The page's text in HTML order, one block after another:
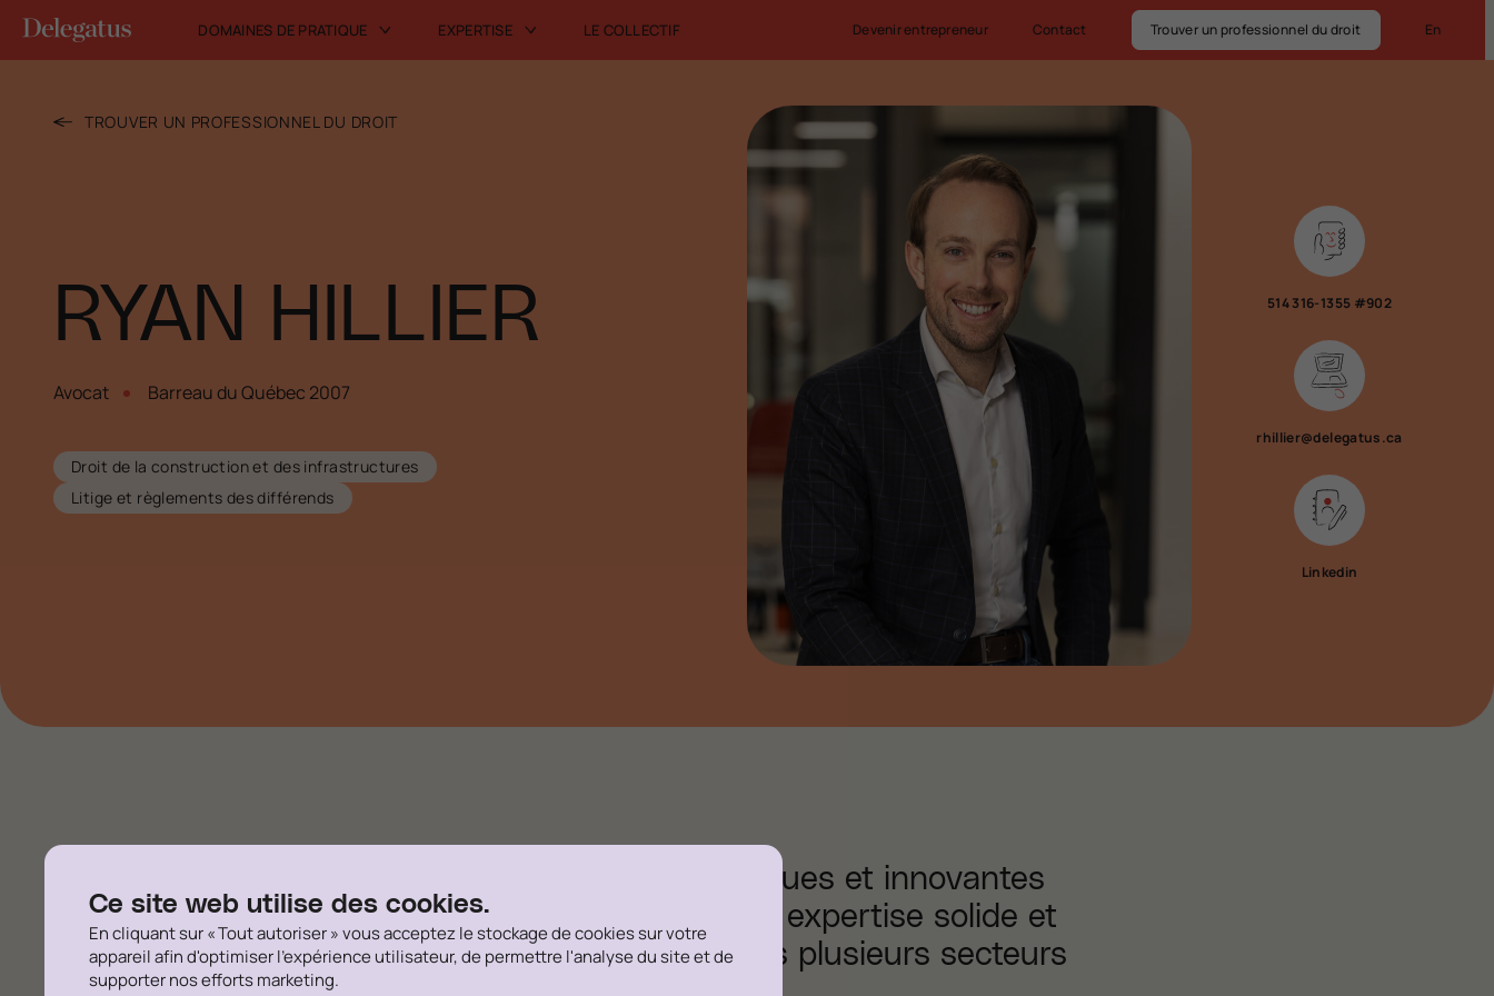
Ce site web utilise des cookies.
En cliquant sur « Tout autoriser » vous acceptez le stockage de cookies sur votre
appareil afin d'optimiser l'expérience utilisateur, de permettre l'analyse du site et de
supporter nos efforts marketing.
DOMAINES DE PRATIQUE EXPERTISE LE COLLECTIF Devenir entrepreneur Contact Trouver un professionnel du droit En
TROUVER UN PROFESSIONNEL DU DROIT
RYAN HILLIER
Avocat Barreau du Québec 2007
Droit de la construction et des infrastructures
Litige et règlements des différends
514 316-1355 #902
rhillier@delegatus.ca
Linkedin
J’offre des solutions juridiques pragmatiques et innovantes
pour mes clients, en m’appuyant sur une expertise solide et
diversifiée développée au fil des ans dans plusieurs secteurs